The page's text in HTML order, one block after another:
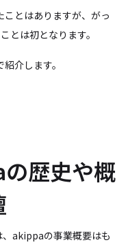
とはありますが、がっ
とは初となります。
介します。
歴史や概
akippaの事業概要はも